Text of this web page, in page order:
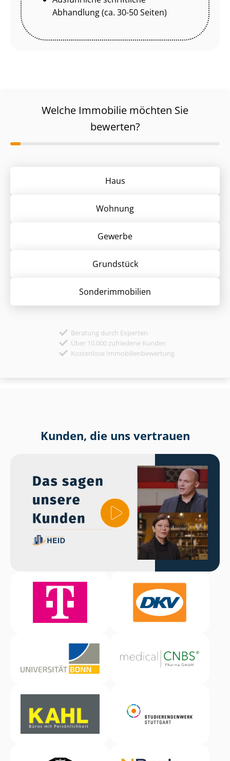
Abhandlung (ca. 30-50 Seiten)
Welche Immobilie möchten Sie
bewerten?
Haus
Wohnung
Gewerbe
Grund­stück
Sonder­immobilien
Beratung durch Experten
Über 10.000 zufriedene Kunden
Kostenlose Immobilienbewertung
Kunden, die uns vertrauen